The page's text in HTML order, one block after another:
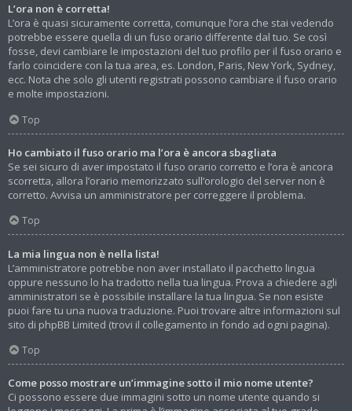
L’ora non è corretta!
L’ora è quasi sicuramente corretta, comunque l’ora che stai vedendo
potrebbe essere quella di un fuso orario differente dal tuo. Se così
fosse, devi cambiare le impostazioni del tuo profilo per il fuso orario e
farlo coincidere con la tua area, es. London, Paris, New York, Sydney,
ecc. Nota che solo gli utenti registrati possono cambiare il fuso orario
e molte impostazioni.
Top
Ho cambiato il fuso orario ma l’ora è ancora sbagliata
Se sei sicuro di aver impostato il fuso orario corretto e l’ora è ancora
scorretta, allora l’orario memorizzato sull’orologio del server non è
corretto. Avvisa un amministratore per correggere il problema.
Top
La mia lingua non è nella lista!
L’amministratore potrebbe non aver installato il pacchetto lingua
oppure nessuno lo ha tradotto nella tua lingua. Prova a chiedere agli
amministratori se è possibile installare la tua lingua. Se non esiste
puoi fare tu una nuova traduzione. Puoi trovare altre informazioni sul
sito di phpBB Limited (trovi il collegamento in fondo ad ogni pagina).
Top
Come posso mostrare un’immagine sotto il mio nome utente?
Ci possono essere due immagini sotto un nome utente quando si